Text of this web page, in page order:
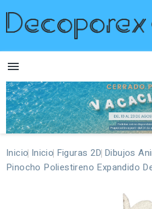

Inicio Inicio Figuras 2D Dibujos
Pinocho Poliestireno Expandido